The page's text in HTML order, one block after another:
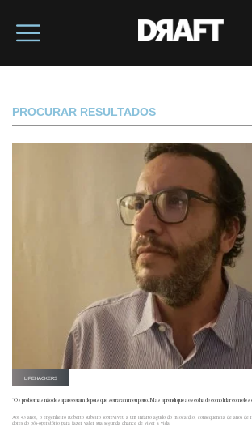
PROCURAR RESULTADOS
LIFEHACKERS
“Os problemas não desapareceram depois que serraram meu peito. Mas aprendi que a escolha de como lidar com eles
Aos 43 anos, o engenheiro Roberto Ribeiro sobreviveu a um infarto agudo do miocárdio, consequência de anos de
dores do pós-operatório para fazer valer sua segunda chance de viver a vida.